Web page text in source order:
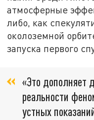
атмосферные
либо, как
околоземной
запуска первого
«Это дополняет
реальности
устных